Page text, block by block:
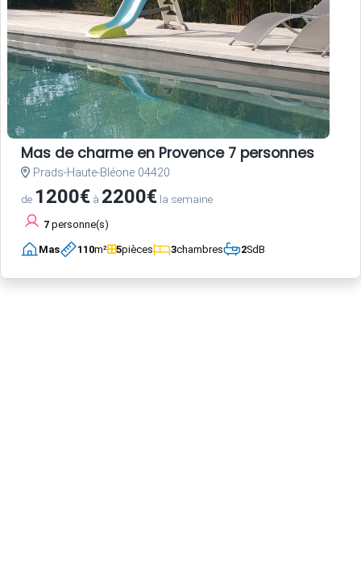
Mas de charme en Provence 7 personnes
Prads-Haute-Bléone 04420
de 1200€ à 2200€ la semaine
7 personne(s)
Mas 110m² 5pièces 3chambres 2SdB